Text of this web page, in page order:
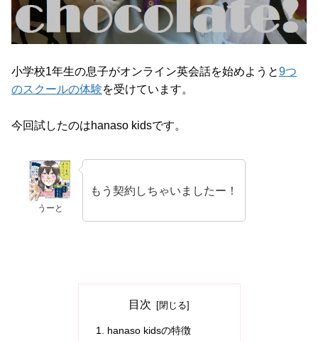
小学校1年生の息子がオンライン英会話を始めようと9つ
のスクールの体験を受けています。
今回試したのはhanaso kidsです。
うーと
もう契約しちゃいましたー！
目次
hanaso kidsの特徴